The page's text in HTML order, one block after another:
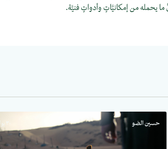
يحمله من إمكانيَّاتٍ وأدواتٍ فنيَّة.
حسين الضو ٣٠ يوليو ٢٠٢٦